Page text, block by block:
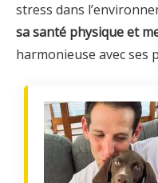
stress dans
sa santé physique et
harmonieuse avec ses